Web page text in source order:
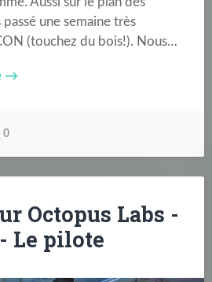
une semaine très
(touchez du bois!). Nous…
→
0
Octopus Labs -
Le pilote